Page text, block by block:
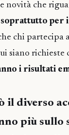
novità che
soprattutto per
chi partecipa
siano
i risultati
il diverso
più sullo